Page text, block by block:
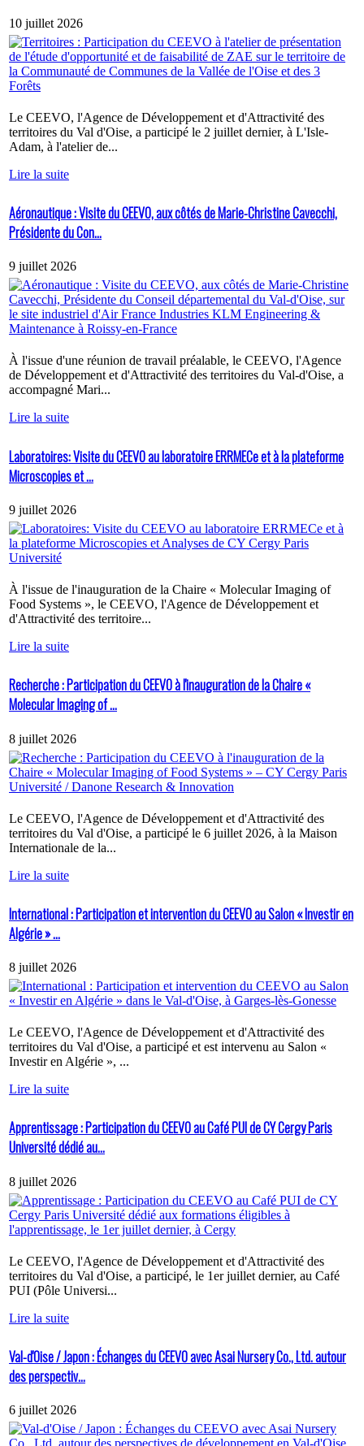
10 juillet 2026
Le CEEVO, l'Agence de Développement et d'Attractivité des
territoires du Val d'Oise, a participé le 2 juillet dernier, à L'Isle-
Adam, à l'atelier de...
Lire la suite
Aéronautique : Visite du CEEVO, aux côtés de Marie-Christine Cavecchi,
Présidente du Con...
9 juillet 2026
À l'issue d'une réunion de travail préalable, le CEEVO, l'Agence
de Développement et d'Attractivité des territoires du Val-d'Oise, a
accompagné Mari...
Lire la suite
Laboratoires: Visite du CEEVO au laboratoire ERRMECe et à la plateforme
Microscopies et ...
9 juillet 2026
À l'issue de l'inauguration de la Chaire « Molecular Imaging of
Food Systems », le CEEVO, l'Agence de Développement et
d'Attractivité des territoire...
Lire la suite
Recherche : Participation du CEEVO à l'inauguration de la Chaire «
Molecular Imaging of ...
8 juillet 2026
Le CEEVO, l'Agence de Développement et d'Attractivité des
territoires du Val d'Oise, a participé le 6 juillet 2026, à la Maison
Internationale de la...
Lire la suite
International : Participation et intervention du CEEVO au Salon « Investir en
Algérie » ...
8 juillet 2026
Le CEEVO, l'Agence de Développement et d'Attractivité des
territoires du Val d'Oise, a participé et est intervenu au Salon «
Investir en Algérie », ...
Lire la suite
Apprentissage : Participation du CEEVO au Café PUI de CY Cergy Paris
Université dédié au...
8 juillet 2026
Le CEEVO, l'Agence de Développement et d'Attractivité des
territoires du Val d'Oise, a participé, le 1er juillet dernier, au Café
PUI (Pôle Universi...
Lire la suite
Val-d'Oise / Japon : Échanges du CEEVO avec Asai Nursery Co., Ltd. autour
des perspectiv...
6 juillet 2026